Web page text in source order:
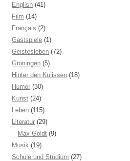
English (41)
Film (14)
Français (2)
Gastspiele (1)
Geistesleben (72)
Groningen (5)
Hinter den Kulissen (18)
Humor (30)
Kunst (24)
Leben (115)
Literatur (29)
Max Goldt (9)
Musik (19)
Schule und Studium (27)